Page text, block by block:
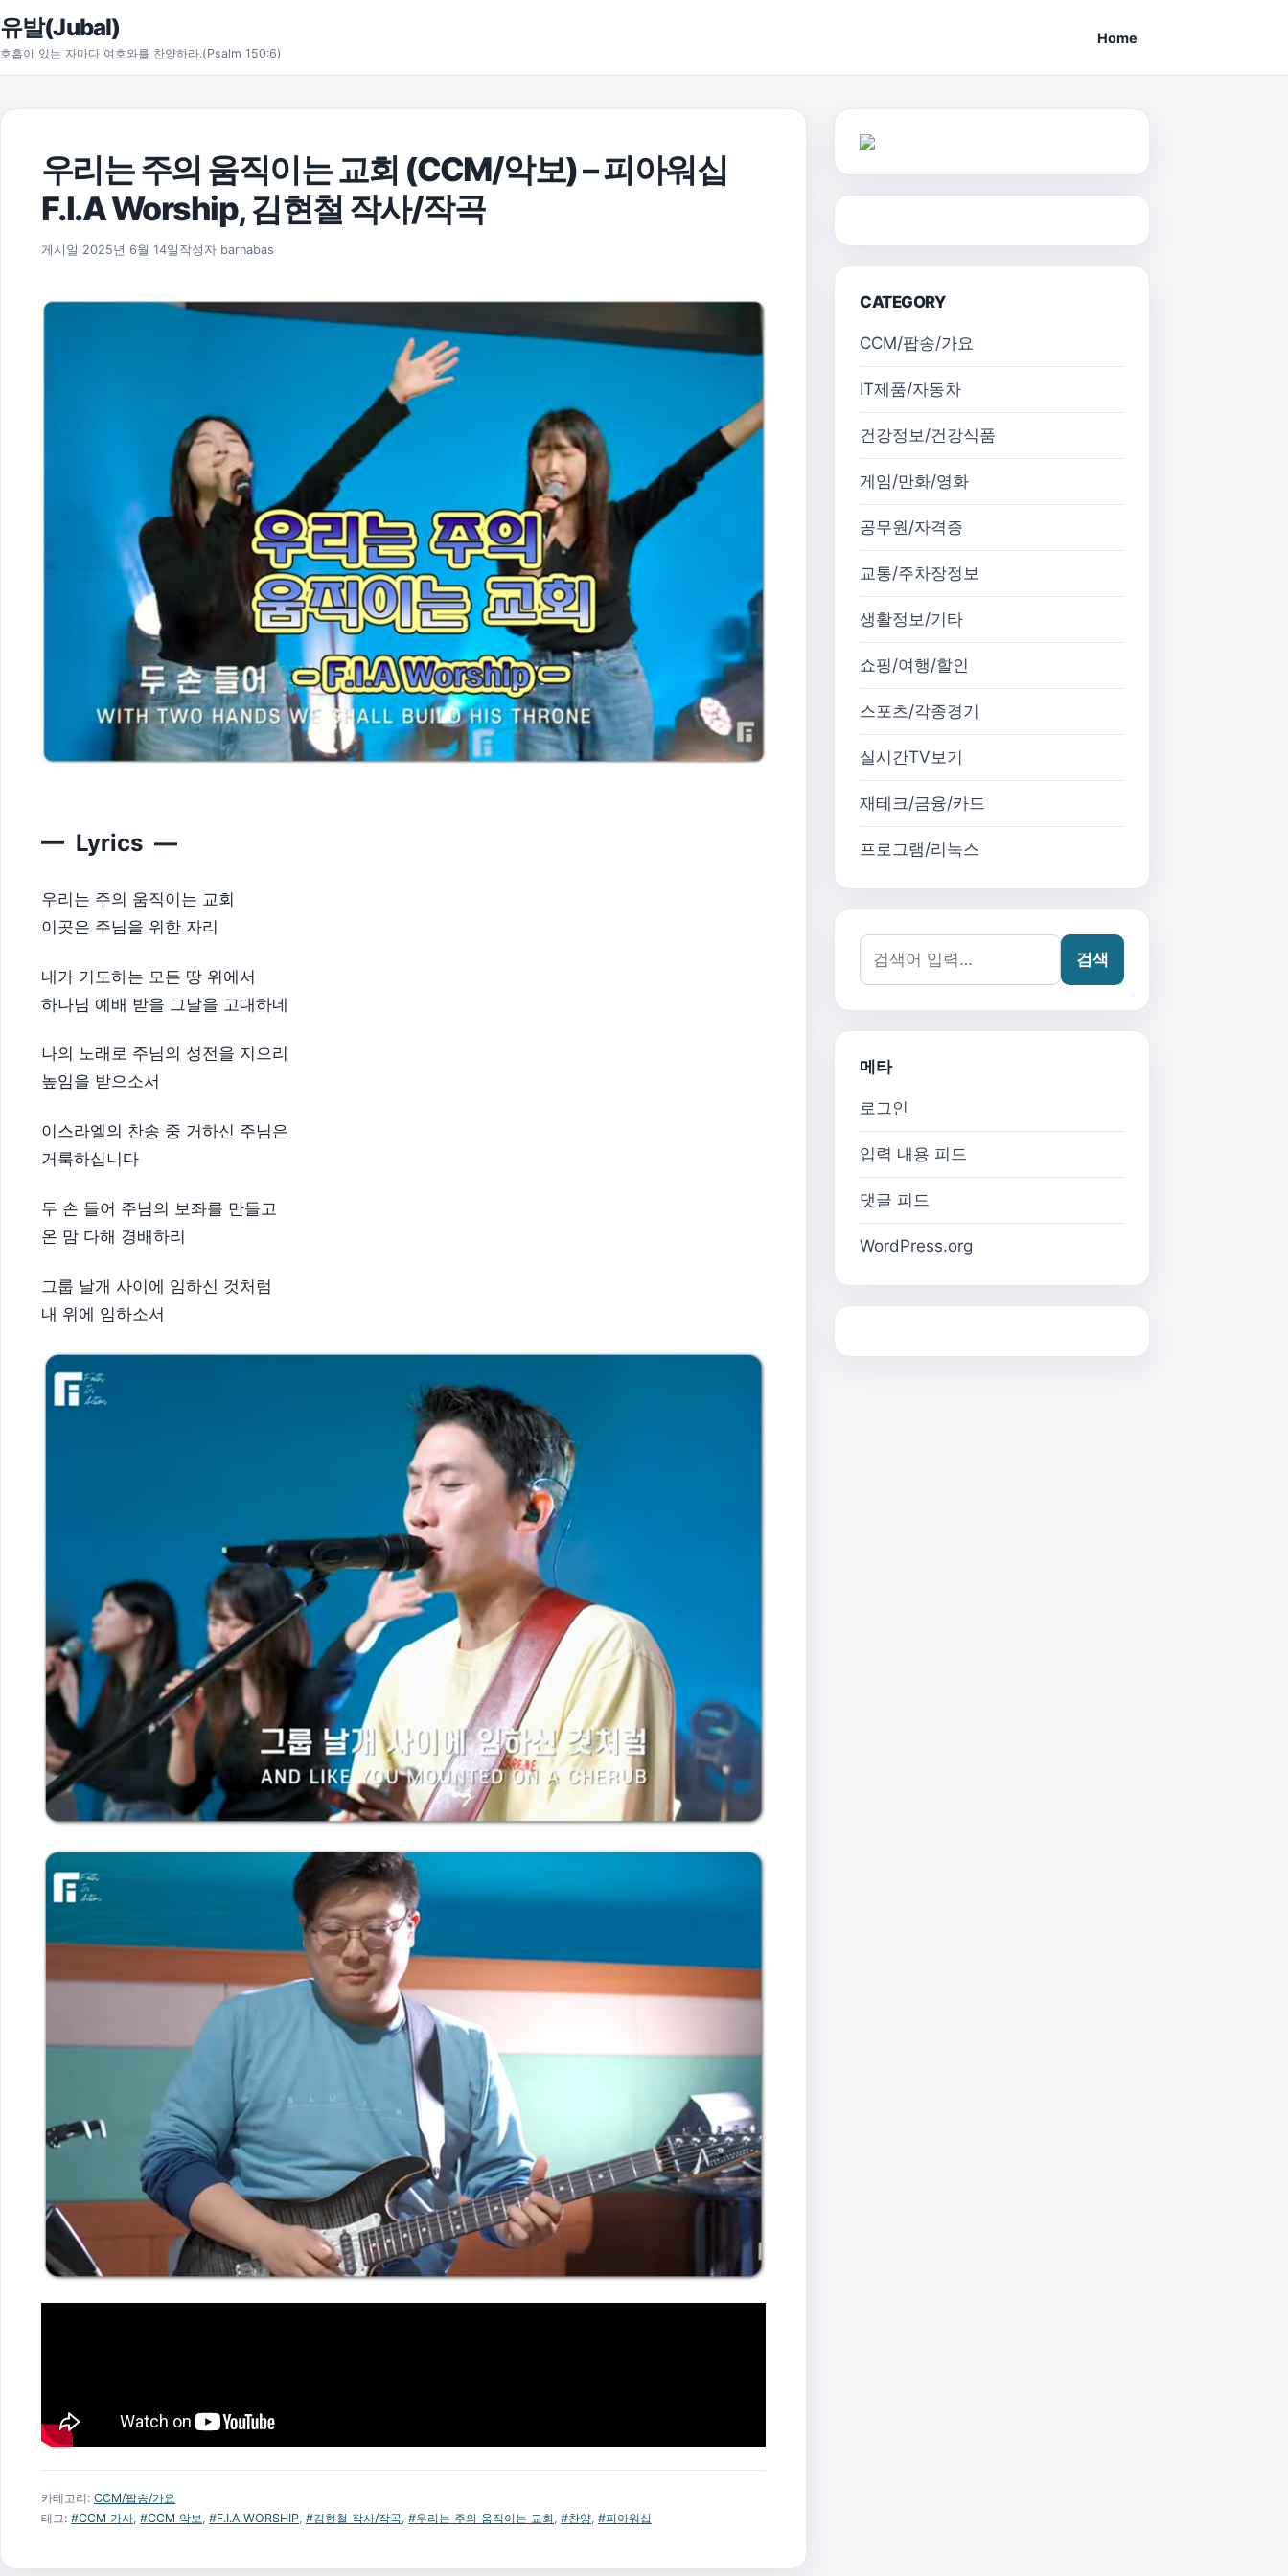
본문으로 건너뛰기
유발(Jubal)
호흡이 있는 자마다 여호와를 찬양하라.(Psalm 150:6)
Home
우리는 주의 움직이는 교회 (CCM/악보) – 피아워십
F.I.A Worship, 김현철 작사/작곡
게시일 2025년 6월 14일 2025년 11월 17일
작성자 barnabas
— Lyrics —
우리는 주의 움직이는 교회
이곳은 주님을 위한 자리
내가 기도하는 모든 땅 위에서
하나님 예배 받을 그날을 고대하네
나의 노래로 주님의 성전을 지으리
높임을 받으소서
이스라엘의 찬송 중 거하신 주님은
거룩하십니다
두 손 들어 주님의 보좌를 만들고
온 맘 다해 경배하리
그룹 날개 사이에 임하신 것처럼
내 위에 임하소서
카테고리: CCM/팝송/가요
태그: #CCM 가사 #CCM 악보 #F.I.A WORSHIP #김현철 작사/작곡 #우리는 주의 움직이는 교회 #찬양 #피아워십
CATEGORY
CCM/팝송/가요
IT제품/자동차
건강정보/건강식품
게임/만화/영화
공무원/자격증
교통/주차장정보
생활정보/기타
쇼핑/여행/할인
스포츠/각종경기
실시간TV보기
재테크/금융/카드
프로그램/리눅스
검색어:
검색
메타
로그인
입력 내용 피드
댓글 피드
WordPress.org